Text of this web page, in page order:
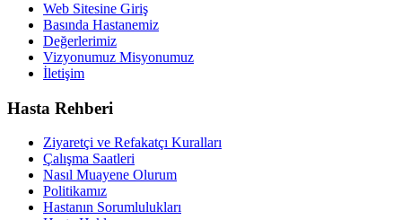
Web Sitesine Giriş
Basında Hastanemiz
Değerlerimiz
Vizyonumuz Misyonumuz
İletişim
Hasta Rehberi
Ziyaretçi ve Refakatçı Kuralları
Çalışma Saatleri
Nasıl Muayene Olurum
Politikamız
Hastanın Sorumlulukları